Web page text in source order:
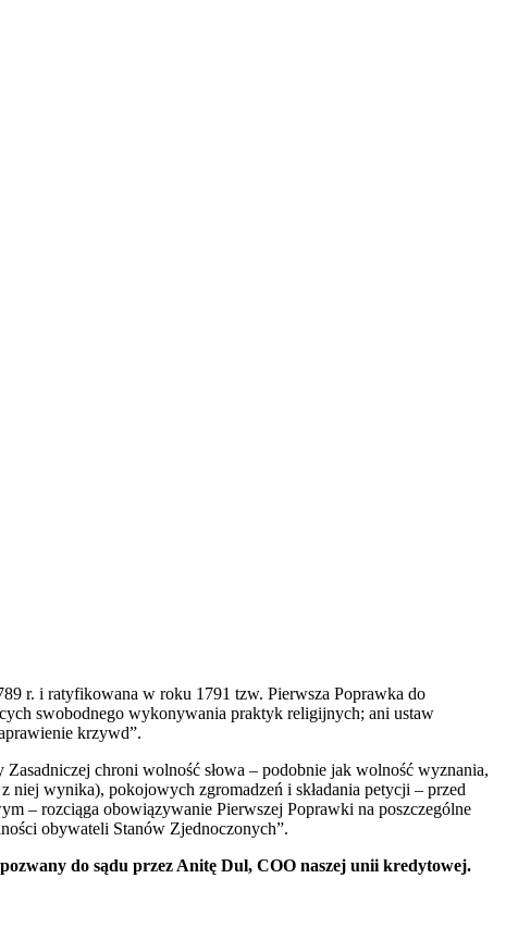
r. i ratyfikowana w roku 1791 tzw. Pierwsza Poprawka do
swobodnego wykonywania praktyk religijnych; ani ustaw
krzywd”.
chroni wolność słowa – podobnie jak wolność wyznania,
niej wynika), pokojowych zgromadzeń i składania petycji – przed
– rozciąga obowiązywanie Pierwszej Poprawki na poszczególne
obywateli Stanów Zjednoczonych”.
do sądu przez Anitę Dul, COO naszej unii kredytowej.